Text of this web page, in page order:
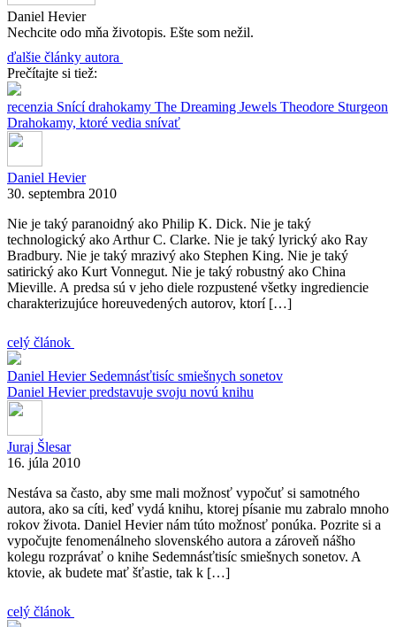
Daniel Hevier
Nechcite odo mňa životopis. Ešte som nežil.
ďalšie články autora
Prečítajte si tiež:
recenzia Snící drahokamy The Dreaming Jewels Theodore Sturgeon
Drahokamy, ktoré vedia snívať
Daniel Hevier
30. septembra 2010
Nie je taký paranoidný ako Philip K. Dick. Nie je taký
technologický ako Arthur C. Clarke. Nie je taký lyrický ako Ray
Bradbury. Nie je taký mrazivý ako Stephen King. Nie je taký
satirický ako Kurt Vonnegut. Nie je taký robustný ako China
Mieville. A predsa sú v jeho diele rozpustené všetky ingrediencie
charakterizujúce horeuvedených autorov, ktorí […]
celý článok
Daniel Hevier Sedemnásťtisíc smiešnych sonetov
Daniel Hevier predstavuje svoju novú knihu
Juraj Šlesar
16. júla 2010
Nestáva sa často, aby sme mali možnosť vypočuť si samotného
autora, ako sa cíti, keď vydá knihu, ktorej písanie mu zabralo mnoho
rokov života. Daniel Hevier nám túto možnosť ponúka. Pozrite si a
vypočujte fenomenálneho slovenského autora a zároveň nášho
kolegu rozprávať o knihe Sedemnásťtisíc smiešnych sonetov. A
ktovie, ak budete mať šťastie, tak k […]
celý článok